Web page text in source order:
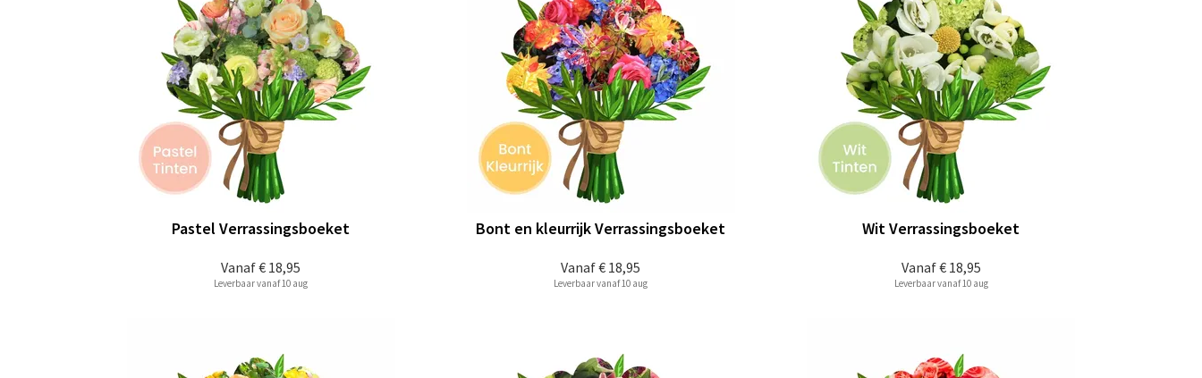
Vanaf€ 18,95
Pastel Verrassingsboeket
Leverbaar vanaf 10 aug
Vanaf€ 18,95
Bont en kleurrijk Verrassingsboeket
Leverbaar vanaf 10 aug
Vanaf€ 18,95
Wit Verrassingsboeket
Leverbaar vanaf 10 aug